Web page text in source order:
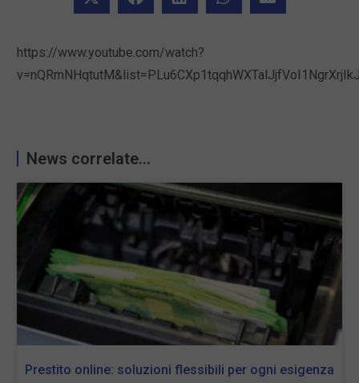
https://www.youtube.com/watch?
News correlate...
Prestito online: soluzioni flessibili per ogni esigenza